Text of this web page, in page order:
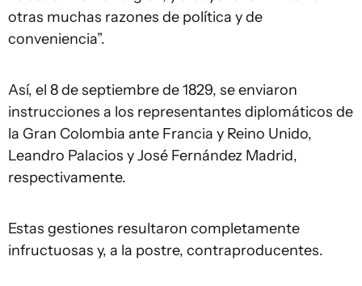
otras muchas razones de política y de
conveniencia”.
Así, el 8 de septiembre de 1829, se enviaron
instrucciones a los representantes diplomáticos de
la Gran Colombia ante Francia y Reino Unido,
Leandro Palacios y José Fernández Madrid,
respectivamente.
Estas gestiones resultaron completamente
infructuosas y, a la postre, contraproducentes.